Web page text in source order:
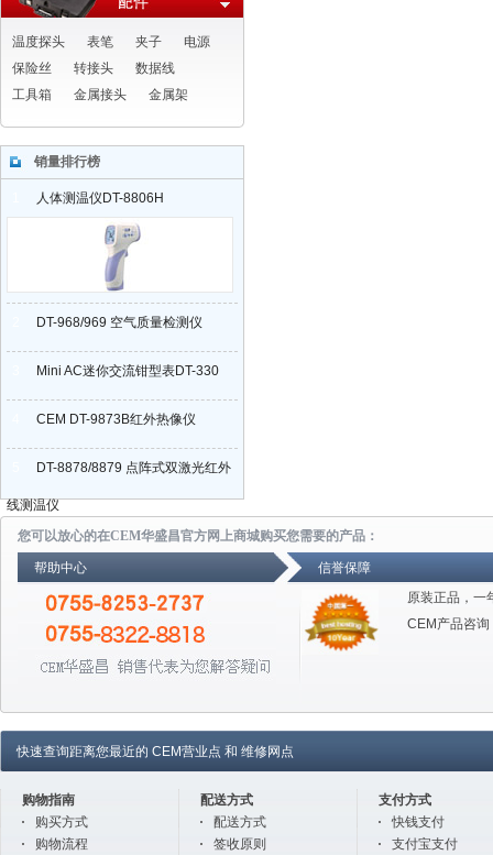
温度探头 表笔 夹子
电源
保险丝
转接头
数据线
工具箱
金属接头 金属架
销量排行榜
人体测温仪DT-8806H
DT-968/969 空气质量检测仪
Mini AC迷你交流钳型表DT-330
CEM DT-9873B红外热像仪
DT-8878/8879 点阵式双激光红外
线测温仪
您可以放心的在CEM华盛昌官方网上商城购买您需要的产品：
帮助中心
信誉保障
原装正品，一
CEM产品咨询
快速查询距离您最近的 CEM营业点 和 维修网点
购物指南
购买方式
购物流程
配送方式
配送方式
签收原则
支付方式
快钱支付
支付宝支付